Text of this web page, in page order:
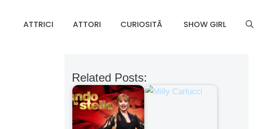
ATTRICI ATTORI CURIOSITÃ SHOW GIRL
Related Posts: